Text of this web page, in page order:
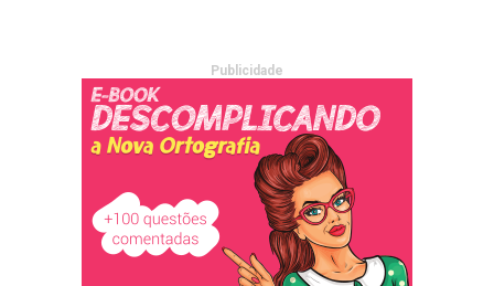
Publicidade